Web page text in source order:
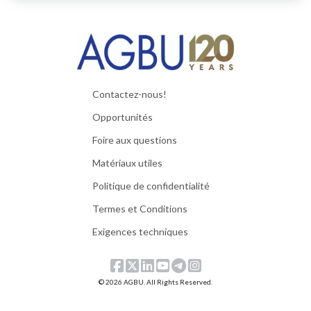
Contactez-nous!
Opportunités
Foire aux questions
Matériaux utiles
Politique de confidentialité
Termes et Conditions
Exigences techniques
© 2026 AGBU. All Rights Reserved.